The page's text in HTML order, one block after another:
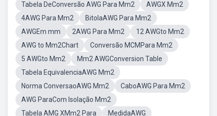
Tabela DeConversão AWG Para Mm2
AWGX Mm2
4AWG Para Mm2
BitolaAWG Para Mm2
AWGEm mm
2AWG Para Mm2
12 AWGto Mm2
AWG to Mm2Chart
Conversão MCMPara Mm2
5 AWGto Mm2
Mm2 AWGConversion Table
Tabela EquivalenciaAWG Mm2
Norma ConversaoAWG Mm2
CaboAWG Para Mm2
AWG ParaCom Isolação Mm2
Tabela AMG XMm2 Para
MedidaAWG